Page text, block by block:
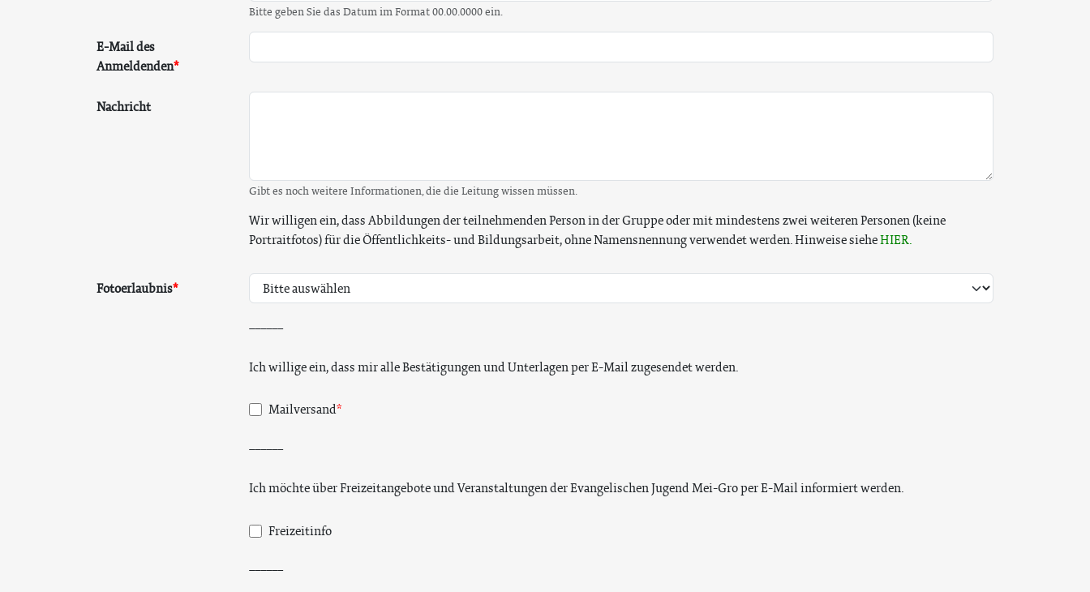
Bitte geben Sie das Datum im Format 00.00.0000 ein.
E-Mail des
Anmeldenden
Nachricht
Gibt es noch weitere Informationen, die die Leitung wissen müssen.
Wir willigen ein, dass Abbildungen der teilnehmenden Person in der Gruppe oder mit mindestens zwei weiteren Personen (keine
Portraitfotos) für die Öffentlichkeits- und Bildungsarbeit, ohne Namensnennung verwendet werden. Hinweise sieheHIER.
Fotoerlaubnis
Ich willige ein, dass mir alle Bestätigungen und Unterlagen per E-Mail zugesendet werden.
Mailversand
Ich möchte über Freizeitangebote und Veranstaltungen der Evangelischen Jugend Mei-Gro per E-Mail informiert werden.
Freizeitinfo